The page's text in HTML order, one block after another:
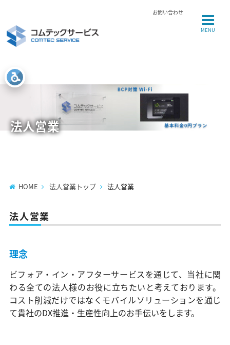
お問い合わせ
MENU
法人営業
HOME 法人営業トップ 法人営業
法人営業
理念
ビフォア・イン・アフターサービスを通じて、当社に関
わる全ての法人様のお役に立ちたいと考えております。
コスト削減だけではなくモバイルソリューションを通じ
て貴社のDX推進・生産性向上のお手伝いをします。